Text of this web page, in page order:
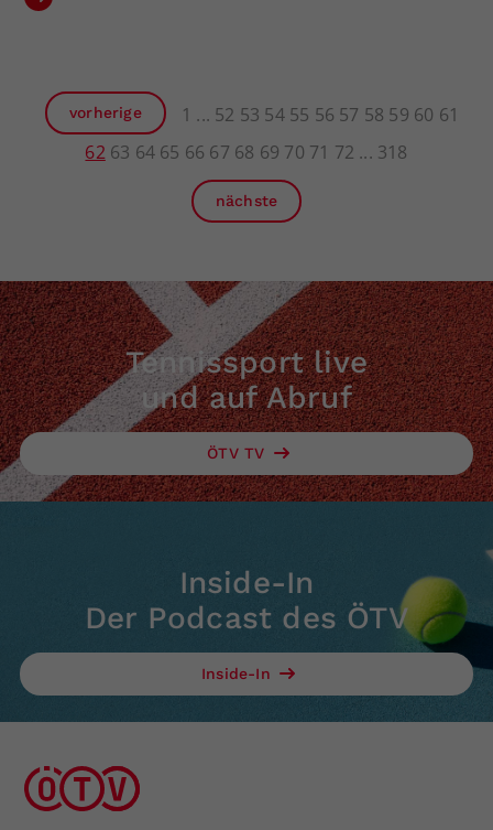
vorherige 1 52 53 54 55 56 57 58 59 60 61
62 63 64 65 66 67 68 69 70 71 72 318
nächste
Tennissport live
und auf Abruf
ÖTV TV
Inside-In
Der Podcast des ÖTV
Inside-In